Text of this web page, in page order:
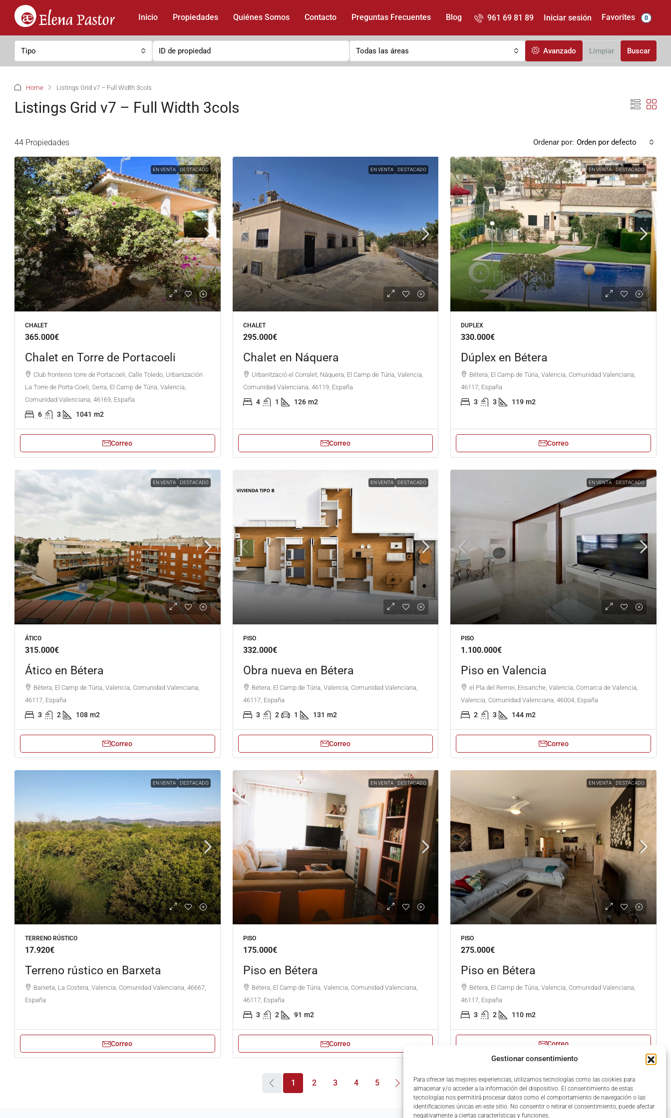
Gestionar consentimiento
Para ofrecer las mejores experiencias, utilizamos tecnologías como las cookies para
almacenar y/o acceder a la información del dispositivo. El consentimiento de estas
tecnologías nos permitirá procesar datos como el comportamiento de navegación o las
identificaciones únicas en este sitio. No consentir o retirar el consentimiento, puede afectar
negativamente a ciertas características y funciones.
Inicio Propiedades Quiénes Somos Contacto Preguntas Frecuentes Blog 961 69 81 89 Iniciar sesión Favorites 0
Tipo Todas las áreas Avanzado Limpiar Buscar
Home Listings Grid v7 – Full Width 3cols
Listings Grid v7 – Full Width 3cols
44 Propiedades Ordenar por: Orden por defecto
EN VENTA DESTACADO
CHALET
365.000€
Chalet en Torre de Portacoeli
Club frontenis torre de Portacoeli, Calle Toledo, Urbanización
La Torre de Porta-Coeli, Serra, El Camp de Túria, Valencia,
Comunidad Valenciana, 46169, España
6 3 1041 m2
Correo
EN VENTA DESTACADO
CHALET
295.000€
Chalet en Náquera
Urbanització el Corralet, Náquera, El Camp de Túria, Valencia,
Comunidad Valenciana, 46119, España
4 1 126 m2
Correo
EN VENTA DESTACADO
DUPLEX
330.000€
Dúplex en Bétera
Bétera, El Camp de Túria, Valencia, Comunidad Valenciana,
46117, España
3 3 119 m2
Correo
EN VENTA DESTACADO
ÁTICO
315.000€
Ático en Bétera
Bétera, El Camp de Túria, Valencia, Comunidad Valenciana,
46117, España
3 2 108 m2
Correo
EN VENTA DESTACADO
PISO
332.000€
Obra nueva en Bétera
Bétera, El Camp de Túria, Valencia, Comunidad Valenciana,
46117, España
3 2 1 131 m2
Correo
EN VENTA DESTACADO
PISO
1.100.000€
Piso en Valencia
el Pla del Remei, Ensanche, Valencia, Comarca de Valencia,
Valencia, Comunidad Valenciana, 46004, España
2 3 144 m2
Correo
EN VENTA DESTACADO
TERRENO RÚSTICO
17.920€
Terreno rústico en Barxeta
Barxeta, La Costera, Valencia, Comunidad Valenciana, 46667,
España
Correo
EN VENTA DESTACADO
PISO
175.000€
Piso en Bétera
Bétera, El Camp de Túria, Valencia, Comunidad Valenciana,
46117, España
3 2 91 m2
Correo
EN VENTA DESTACADO
PISO
275.000€
Piso en Bétera
Bétera, El Camp de Túria, Valencia, Comunidad Valenciana,
46117, España
3 2 110 m2
Correo
1 2 3 4 5